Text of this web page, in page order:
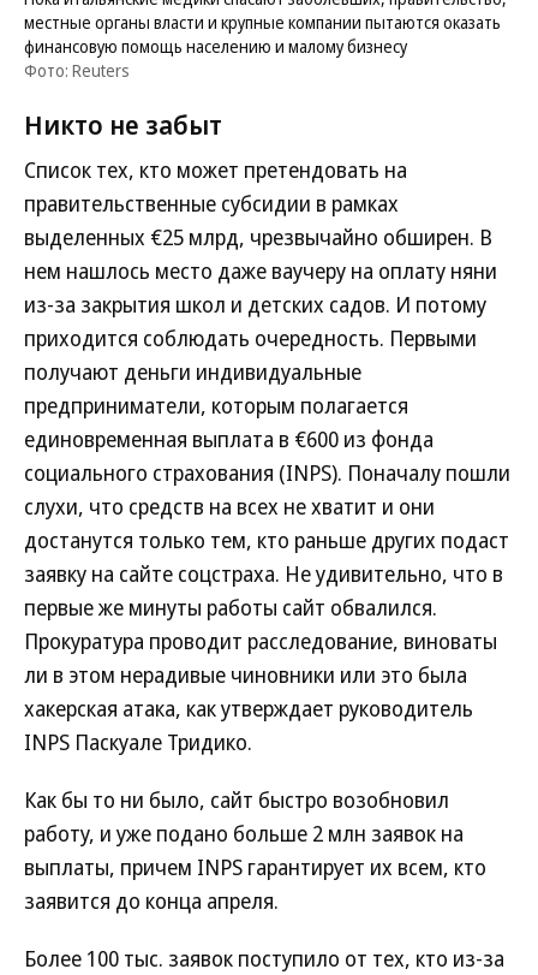
местные органы власти и крупные компании пытаются оказать
финансовую помощь населению и малому бизнесу
Фото: Reuters
Никто не забыт
Список тех, кто может претендовать на
правительственные субсидии в рамках
выделенных €25 млрд, чрезвычайно обширен. В
нем нашлось место даже ваучеру на оплату няни
из-за закрытия школ и детских садов. И потому
приходится соблюдать очередность. Первыми
получают деньги индивидуальные
предприниматели, которым полагается
единовременная выплата в €600 из фонда
социального страхования (INPS). Поначалу пошли
слухи, что средств на всех не хватит и они
достанутся только тем, кто раньше других подаст
заявку на сайте соцстраха. Не удивительно, что в
первые же минуты работы сайт обвалился.
Прокуратура проводит расследование, виноваты
ли в этом нерадивые чиновники или это была
хакерская атака, как утверждает руководитель
INPS Паскуале Тридико.
Как бы то ни было, сайт быстро возобновил
работу, и уже подано больше 2 млн заявок на
выплаты, причем INPS гарантирует их всем, кто
заявится до конца апреля.
Более 100 тыс. заявок поступило от тех, кто из-за